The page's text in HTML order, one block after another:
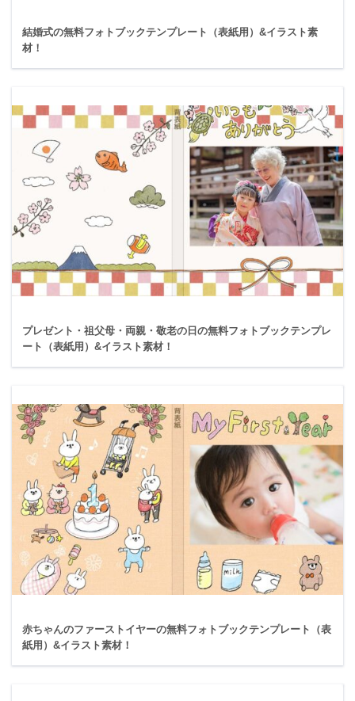
結婚式の無料フォトブックテンプレート（表紙用）&イラスト素
材！
プレゼント・祖父母・両親・敬老の日の無料フォトブックテンプレ
ート（表紙用）&イラスト素材！
赤ちゃんのファーストイヤーの無料フォトブックテンプレート（表
紙用）&イラスト素材！